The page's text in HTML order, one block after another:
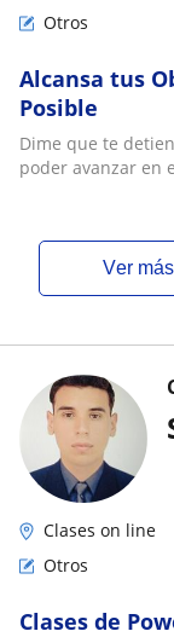
Otros
Alcansa tus
Posible
Dime que te
poder avanzar en
ver más
Clases on line
Otros
Clases de